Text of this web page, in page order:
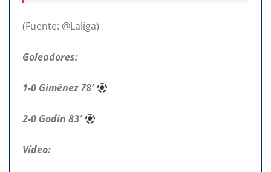
(Fuente: @Laliga)
Goleadores:
1-0 Giménez 78′
2-0 Godin 83′
Vídeo: